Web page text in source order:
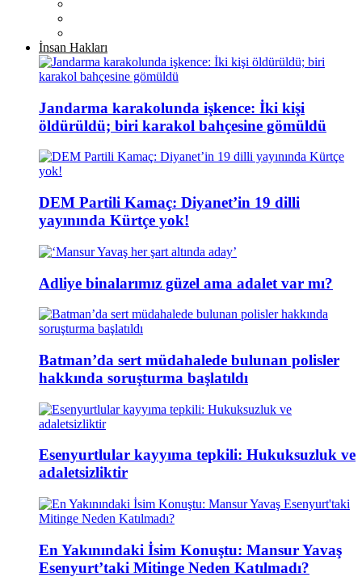
İnsan Hakları
Jandarma karakolunda işkence: İki kişi
öldürüldü; biri karakol bahçesine gömüldü
DEM Partili Kamaç: Diyanet’in 19 dilli
yayınında Kürtçe yok!
Adliye binalarımız güzel ama adalet var mı?
Batman’da sert müdahalede bulunan polisler
hakkında soruşturma başlatıldı
Esenyurtlular kayyıma tepkili: Hukuksuzluk ve
adaletsizliktir
En Yakınındaki İsim Konuştu: Mansur Yavaş
Esenyurt’taki Mitinge Neden Katılmadı?